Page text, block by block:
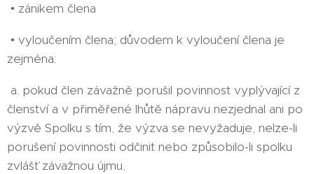
• zánikem člena
• vyloučením člena; důvodem k vyloučení člena je
zejména:
a. pokud člen závažně porušil povinnost vyplývající z
členství a v přiměřené lhůtě nápravu nezjednal ani po
výzvě Spolku s tím, že výzva se nevyžaduje, nelze-li
porušení povinnosti odčinit nebo způsobilo-li spolku
zvlášť závažnou újmu,